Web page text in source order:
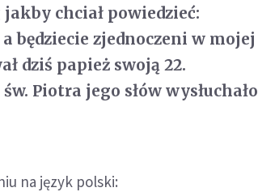
jakby chciał powiedzieć:
będziecie zjednoczeni w mojej
dziś papież swoją 22.
Piotra jego słów wysłuchało
na język polski: